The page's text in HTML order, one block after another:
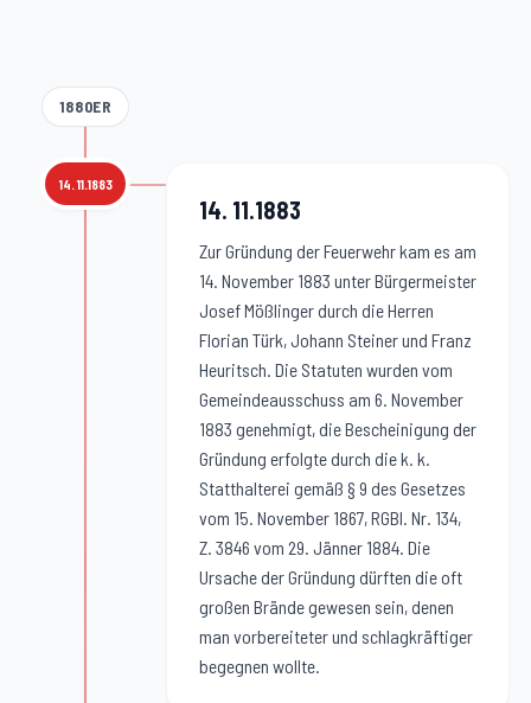
1880ER
14. 11.1883
14. 11.1883:
14. 11.1883
Zur Gründung der Feuerwehr kam es am
14. November 1883 unter Bürgermeister
Josef Mößlinger durch die Herren
Florian Türk, Johann Steiner und Franz
Heuritsch. Die Statuten wurden vom
Gemeindeausschuss am 6. November
1883 genehmigt, die Bescheinigung der
Gründung erfolgte durch die k. k.
Statthalterei gemäß § 9 des Gesetzes
vom 15. November 1867, RGBl. Nr. 134,
Z. 3846 vom 29. Jänner 1884. Die
Ursache der Gründung dürften die oft
großen Brände gewesen sein, denen
man vorbereiteter und schlagkräftiger
begegnen wollte.